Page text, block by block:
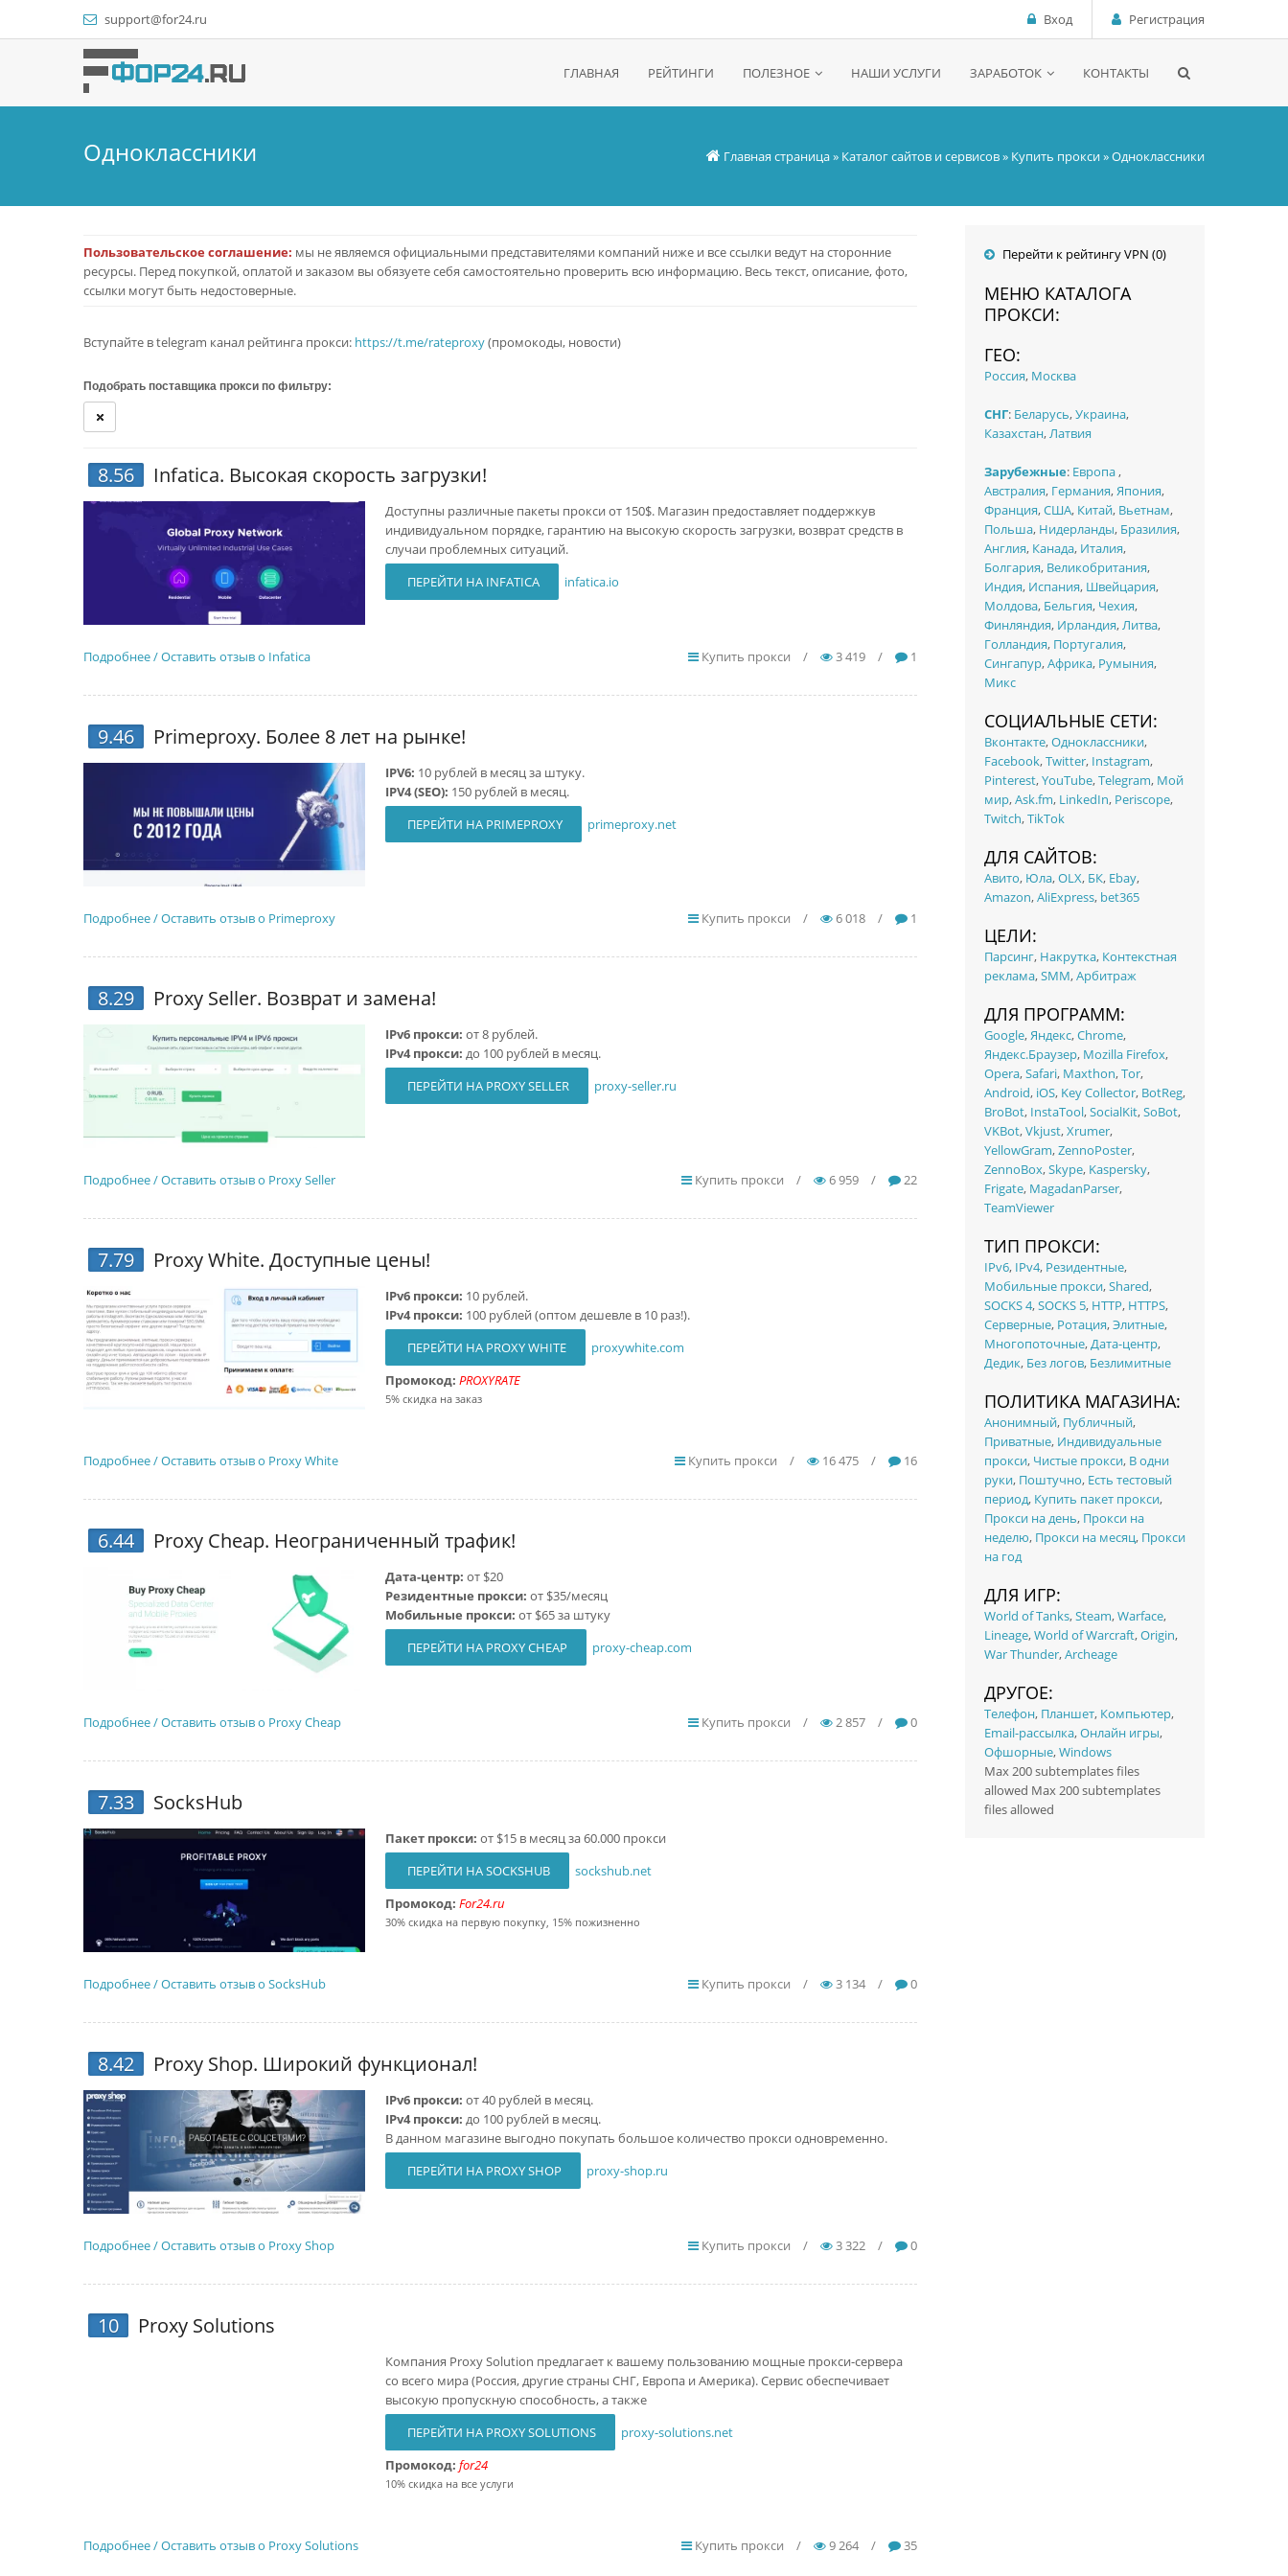
support@for24.ru Вход Регистрация
ГЛАВНАЯ РЕЙТИНГИ ПОЛЕЗНОЕ НАШИ УСЛУГИ ЗАРАБОТОК КОНТАКТЫ
Одноклассники Главная страница» Каталог сайтов и сервисов» Купить прокси» Одноклассники
Пользовательское соглашение: мы не являемся официальными представителями компаний ниже и все ссылки ведут на сторонние
ресурсы. Перед покупкой, оплатой и заказом вы обязуете себя самостоятельно проверить всю информацию. Весь текст, описание, фото,
ссылки могут быть недостоверные.
Вступайте в telegram канал рейтинга прокси: https://t.me/rateproxy(промокоды, новости)
Подобрать поставщика прокcи по фильтру:
8.56 Infatica. Высокая скорость загрузки!
Доступны различные пакеты прокси от 150$. Магазин предоставляет поддержкув
индивидуальном порядке, гарантию на высокую скорость загрузки, возврат средств в
случаи проблемных ситуаций.
ПЕРЕЙТИ НА INFATICA
infatica.io
Подробнее / Оставить отзыв о Infatica Купить прокси / 3 419 / 1
9.46 Primeproxy. Более 8 лет на рынке!
IPV6: 10 рублей в месяц за штуку.
IPV4 (SEO): 150 рублей в месяц.
ПЕРЕЙТИ НА PRIMEPROXY
primeproxy.net
Подробнее / Оставить отзыв о Primeproxy Купить прокси / 6 018 / 1
8.29 Proxy Seller. Возврат и замена!
IPv6 прокси: от 8 рублей.
IPv4 прокси: до 100 рублей в месяц.
ПЕРЕЙТИ НА PROXY SELLER
proxy-seller.ru
Подробнее / Оставить отзыв о Proxy Seller Купить прокси / 6 959 / 22
7.79 Proxy White. Доступные цены!
IPv6 прокси: 10 рублей.
IPv4 прокси: 100 рублей (оптом дешевле в 10 раз!).
ПЕРЕЙТИ НА PROXY WHITE
proxywhite.com
Промокод: PROXYRATE
5% скидка на заказ
Подробнее / Оставить отзыв о Proxy White Купить прокси / 16 475 / 16
6.44 Proxy Cheap. Неограниченный трафик!
Дата-центр: от $20
Резидентные прокси: от $35/месяц
Мобильные прокси: от $65 за штуку
ПЕРЕЙТИ НА PROXY CHEAP
proxy-cheap.com
Подробнее / Оставить отзыв о Proxy Cheap Купить прокси / 2 857 / 0
7.33 SocksHub
Пакет прокси: от $15 в месяц за 60.000 прокси
ПЕРЕЙТИ НА SOCKSHUB
sockshub.net
Промокод: For24.ru
30% скидка на первую покупку, 15% пожизненно
Подробнее / Оставить отзыв о SocksHub Купить прокси / 3 134 / 0
8.42 Proxy Shop. Широкий функционал!
IPv6 прокси: от 40 рублей в месяц.
IPv4 прокси: до 100 рублей в месяц.
В данном магазине выгодно покупать большое количество прокси одновременно.
ПЕРЕЙТИ НА PROXY SHOP
proxy-shop.ru
Подробнее / Оставить отзыв о Proxy Shop Купить прокси / 3 322 / 0
10 Proxy Solutions
Компания Proxy Solution предлагает к вашему пользованию мощные прокси-сервера
со всего мира (Россия, другие страны СНГ, Европа и Америка). Сервис обеспечивает
высокую пропускную способность, а также
ПЕРЕЙТИ НА PROXY SOLUTIONS
proxy-solutions.net
Промокод: for24
10% скидка на все услуги
Подробнее / Оставить отзыв о Proxy Solutions Купить прокси / 9 264 / 35
Перейти к рейтингу VPN (0)
МЕНЮ КАТАЛОГА
ПРОКСИ:
ГЕО:
Россия, Москва
СНГ: Беларусь,Украина,
Казахстан,Латвия
Зарубежные: Европа,
Австралия, Германия,Япония,
Франция,США, Китай, Вьетнам,
Польша, Нидерланды, Бразилия,
Англия, Канада, Италия,
Болгария, Великобритания,
Индия, Испания, Швейцария,
Молдова, Бельгия, Чехия,
Финляндия, Ирландия,Литва,
Голландия, Португалия,
Сингапур,Африка, Румыния,
Микс
СОЦИАЛЬНЫЕ СЕТИ:
Вконтакте,Одноклассники,
Facebook,Twitter, Instagram,
Pinterest,YouTube,Telegram, Мой
мир,Ask.fm, LinkedIn, Periscope,
Twitch,TikTok
ДЛЯ САЙТОВ:
Авито, Юла,OLX, БК, Ebay,
Amazon,AliExpress, bet365
ЦЕЛИ:
Парсинг, Накрутка, Контекстная
реклама,SMM,Арбитраж
ДЛЯ ПРОГРАММ:
Google,Яндекс,Chrome,
Яндекс.Браузер, Mozilla Firefox,
Opera,Safari, Maxthon,Tor,
Android, iOS, Key Collector, BotReg,
BroBot, InstaTool,SocialKit,SoBot,
VKBot,Vkjust,Xrumer,
YellowGram,ZennoPoster,
ZennoBox,Skype, Kaspersky,
Frigate, MagadanParser,
TeamViewer
ТИП ПРОКСИ:
IPv6, IPv4, Резидентные,
Мобильные прокси,Shared,
SOCKS 4,SOCKS 5, HTTP, HTTPS,
Серверные, Ротация,Элитные,
Многопоточные,Дата-центр,
Дедик, Без логов, Безлимитные
ПОЛИТИКА МАГАЗИНА:
Анонимный, Публичный,
Приватные, Индивидуальные
прокси, Чистые прокси, В одни
руки, Поштучно, Есть тестовый
период, Купить пакет прокси,
Прокси на день, Прокси на
неделю, Прокси на месяц, Прокси
на год
ДЛЯ ИГР:
World of Tanks,Steam,Warface,
Lineage,World of Warcraft,Origin,
War Thunder,Archeage
ДРУГОЕ:
Телефон, Планшет, Компьютер,
Email-рассылка,Онлайн игры,
Офшорные,Windows
Max 200 subtemplates files
allowed Max 200 subtemplates
files allowed